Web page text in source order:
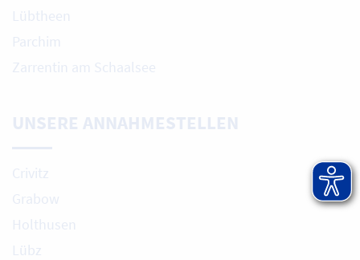
Lübtheen
Parchim
Zarrentin am Schaalsee
UNSERE ANNAHMESTELLEN
Crivitz
Grabow
Holthusen
Lübz